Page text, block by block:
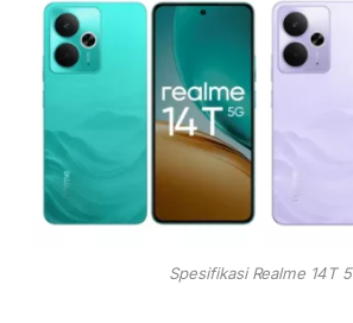
Spesifikasi Realme 14T